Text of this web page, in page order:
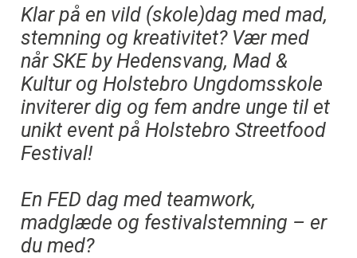
Klar på en vild (skole)dag med mad,
stemning og kreativitet? Vær med
når SKE by Hedensvang, Mad &
Kultur og Holstebro Ungdomsskole
inviterer dig og fem andre unge til et
unikt event på Holstebro Streetfood
Festival!
En FED dag med teamwork,
madglæde og festivalstemning – er
du med?